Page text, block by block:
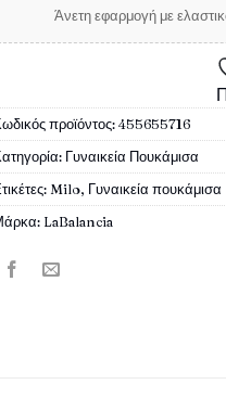
Άνετη εφαρμογή με
προϊόντος:455655716
Γυναικεία Πουκάμισα
Milo, Γυναικεία πουκάμισα
LaBalancia